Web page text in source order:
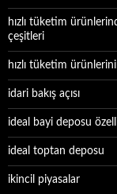
hızlı tüketim
çeşitleri
hızlı tüketim
idari bakış açısı
ideal bayi deposu
ideal toptan deposu
ikincil piyasalar